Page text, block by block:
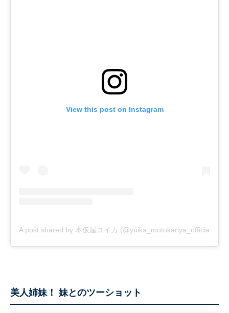
View this post on Instagram
A post shared by 本仮屋ユイカ (@yuika_motokariya_official)
美人姉妹！ 妹とのツーショット